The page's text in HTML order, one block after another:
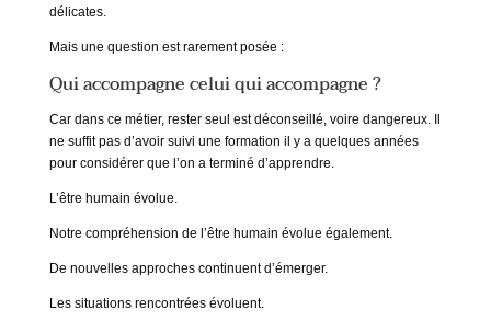
délicates.
Mais une question est rarement posée :
Qui accompagne celui qui accompagne ?
Car dans ce métier, rester seul est déconseillé, voire dangereux. Il
ne suffit pas d’avoir suivi une formation il y a quelques années
pour considérer que l’on a terminé d’apprendre.
L’être humain évolue.
Notre compréhension de l’être humain évolue également.
De nouvelles approches continuent d’émerger.
Les situations rencontrées évoluent.